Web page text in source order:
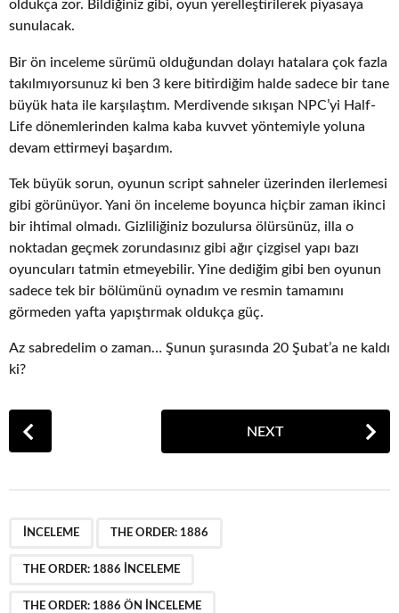
oldukça zor. Bildiğiniz gibi, oyun yerelleştirilerek piyasaya
sunulacak.
Bir ön inceleme sürümü olduğundan dolayı hatalara çok fazla
takılmıyorsunuz ki ben 3 kere bitirdiğim halde sadece bir tane
büyük hata ile karşılaştım. Merdivende sıkışan NPC’yi Half-
Life dönemlerinden kalma kaba kuvvet yöntemiyle yoluna
devam ettirmeyi başardım.
Tek büyük sorun, oyunun script sahneler üzerinden ilerlemesi
gibi görünüyor. Yani ön inceleme boyunca hiçbir zaman ikinci
bir ihtimal olmadı. Gizliliğiniz bozulursa ölürsünüz, illa o
noktadan geçmek zorundasınız gibi ağır çizgisel yapı bazı
oyuncuları tatmin etmeyebilir. Yine dediğim gibi ben oyunun
sadece tek bir bölümünü oynadım ve resmin tamamını
görmeden yafta yapıştırmak oldukça güç.
Az sabredelim o zaman… Şunun şurasında 20 Şubat’a ne kaldı
ki?
NEXT
INCELEME THE ORDER: 1886
THE ORDER: 1886 INCELEME
THE ORDER: 1886 ÖN INCELEME